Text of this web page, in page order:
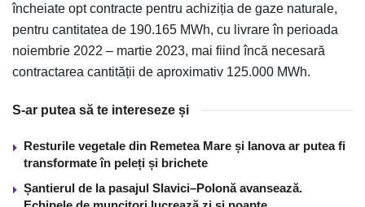
încheiate opt contracte pentru achiziția de gaze naturale,
pentru cantitatea de 190.165 MWh, cu livrare în perioada
noiembrie 2022 – martie 2023, mai fiind încă necesară
contractarea cantității de aproximativ 125.000 MWh.
S-ar putea să te intereseze și
Resturile vegetale din Remetea Mare și Ianova ar putea fi
transformate în peleți și brichete
Șantierul de la pasajul Slavici–Polonă avansează.